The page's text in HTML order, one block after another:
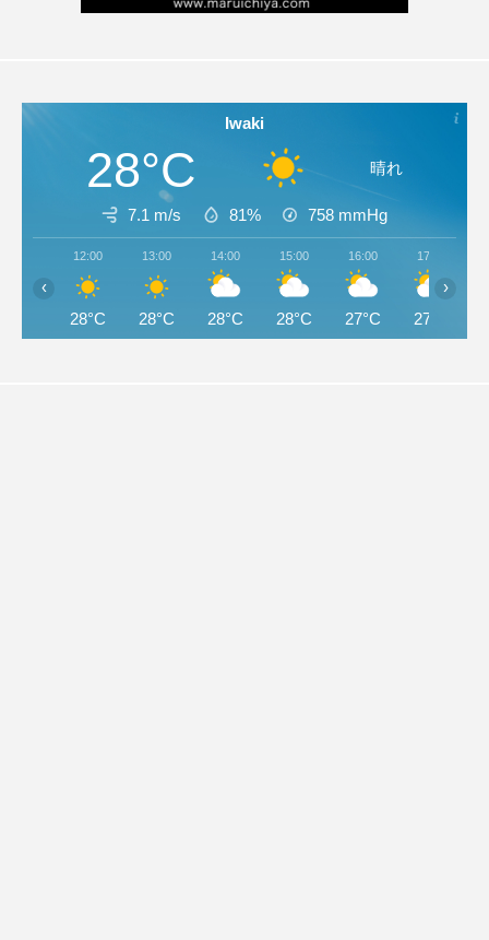
Iwaki
28°C 晴れ
7.1 m/s 81% 758 mmHg
12:00
28°C
13:00
28°C
14:00
28°C
15:00
28°C
16:00
27°C
17:00
27°C
‹ ›